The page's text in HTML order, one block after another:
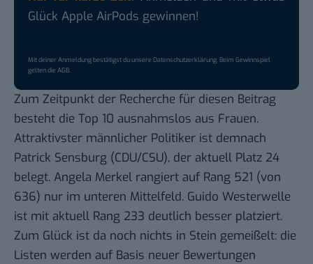
Glück Apple AirPods gewinnen!
Mit deiner Anmeldung bestätigst du unsereDatenschutzerklärung. Beim Gewinnspiel
gelten dieAGB.
Zum Zeitpunkt der Recherche für diesen Beitrag
besteht die Top 10 ausnahmslos aus Frauen.
Attraktivster männlicher Politiker ist demnach
Patrick Sensburg (CDU/CSU), der aktuell Platz 24
belegt. Angela Merkel rangiert auf Rang 521 (von
636) nur im unteren Mittelfeld. Guido Westerwelle
ist mit aktuell Rang 233 deutlich besser platziert.
Zum Glück ist da noch nichts in Stein gemeißelt: die
Listen werden auf Basis neuer Bewertungen